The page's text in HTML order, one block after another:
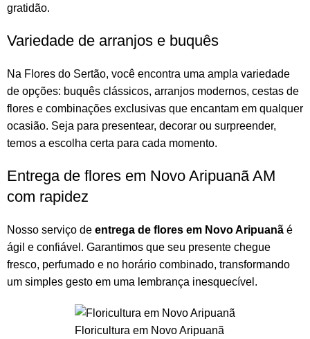
gratidão.
Variedade de arranjos e buquês
Na Flores do Sertão, você encontra uma ampla variedade
de opções: buquês clássicos, arranjos modernos, cestas de
flores e combinações exclusivas que encantam em qualquer
ocasião. Seja para presentear, decorar ou surpreender,
temos a escolha certa para cada momento.
Entrega de flores em Novo Aripuanã AM
com rapidez
Nosso serviço de entrega de flores em Novo Aripuanã é
ágil e confiável. Garantimos que seu presente chegue
fresco, perfumado e no horário combinado, transformando
um simples gesto em uma lembrança inesquecível.
Floricultura em Novo Aripuanã